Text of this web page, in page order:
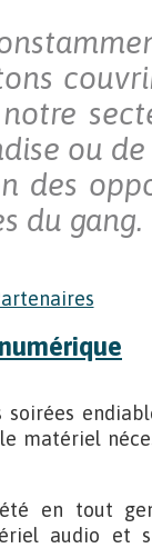
ou
des
du gang.
en tout
audio et